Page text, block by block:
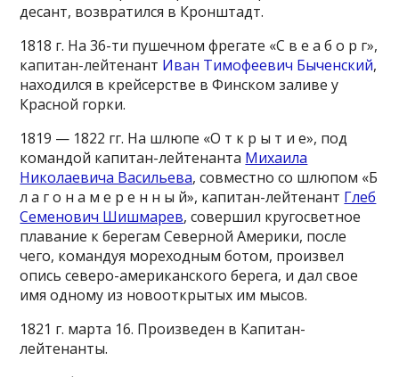
десант, возвратился в Кронштадт.
1818 г. На 36-ти пушечном фрегате «С в е а б о р г»,
капитан-лейтенант Иван Тимофеевич Быченский,
находился в крейсерстве в Финском заливе у
Красной горки.
1819 — 1822 гг. На шлюпе «О т к р ы т и е», под
командой капитан-лейтенанта Михаила
Николаевича Васильева, совместно со шлюпом «Б
л а г о н а м е р е н н ы й», капитан-лейтенант Глеб
Семенович Шишмарев, совершил кругосветное
плавание к берегам Северной Америки, после
чего, командуя мореходным ботом, произвел
опись северо-американского берега, и дал свое
имя одному из новооткрытых им мысов.
1821 г. марта 16. Произведен в Капитан-
лейтенанты.